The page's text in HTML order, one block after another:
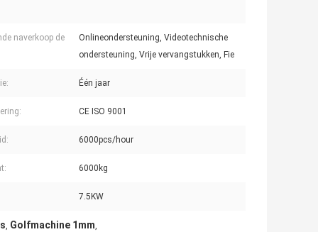
naverkoop de
Onlineondersteuning, Videotechnische
ondersteuning, Vrije vervangstukken, Fie
Één jaar
CE ISO 9001
6000pcs/hour
6000kg
7.5KW
, Golfmachine 1mm,